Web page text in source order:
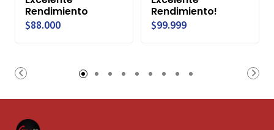
Rendimiento
$88.000
Rendimiento!
$99.999